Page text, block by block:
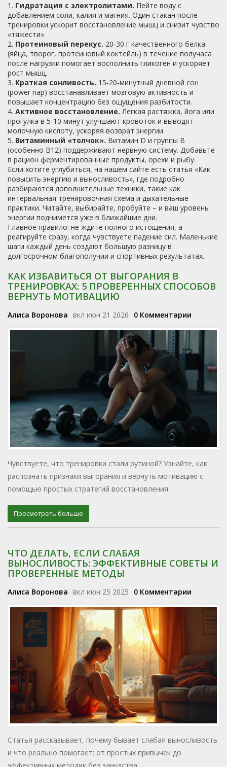
1. Гидратация с электролитами. Пейте воду с
добавлением соли, калия и магния. Один стакан после
тренировки ускорит восстановление мышц и снизит чувство
«тяжести».
2. Протеиновый перекус. 20‑30 г качественного белка
(яйца, творог, протеиновый коктейль) в течение получаса
после нагрузки помогает восполнить гликоген и ускоряет
рост мышц.
3. Краткая сонливость. 15‑20‑минутный дневной сон
(power nap) восстанавливает мозговую активность и
повышает концентрацию без ощущения разбитости.
4. Активное восстановление. Легкая растяжка, йога или
прогулка в 5‑10 минут улучшают кровоток и выводят
молочную кислоту, ускоряя возврат энергии.
5. Витаминный «толчок». Витамин D и группы B
(особенно B12) поддерживают нервную систему. Добавьте
в рацион ферментированные продукты, орехи и рыбу.
Если хотите углубиться, на нашем сайте есть статья «Как
повысить энергию и выносливость», где подробно
разбираются дополнительные техники, такие как
интервальная тренировочная схема и дыхательные
практики. Читайте, выбирайте, пробуйте – и ваш уровень
энергии поднимется уже в ближайшие дни.
Главное правило: не ждите полного истощения, а
реагируйте сразу, когда чувствуете падение сил. Маленькие
шаги каждый день создают большую разницу в
долгосрочном благополучии и спортивных результатах.
КАК ИЗБАВИТЬСЯ ОТ ВЫГОРАНИЯ В
ТРЕНИРОВКАХ: 5 ПРОВЕРЕННЫХ СПОСОБОВ
ВЕРНУТЬ МОТИВАЦИЮ
Алиса Воронова вкл июн 21 2026 0 Комментарии
Чувствуете, что тренировки стали рутиной? Узнайте, как
распознать признаки выгорания и вернуть мотивацию с
помощью простых стратегий восстановления.
Просмотреть больше
ЧТО ДЕЛАТЬ, ЕСЛИ СЛАБАЯ
ВЫНОСЛИВОСТЬ: ЭФФЕКТИВНЫЕ СОВЕТЫ И
ПРОВЕРЕННЫЕ МЕТОДЫ
Алиса Воронова вкл июн 25 2025 0 Комментарии
Статья рассказывает, почему бывает слабая выносливость
и что реально помогает: от простых привычек до